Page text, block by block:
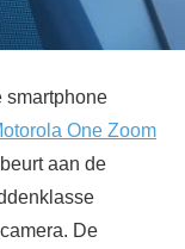
smartphone
One Zoom
aan de
De